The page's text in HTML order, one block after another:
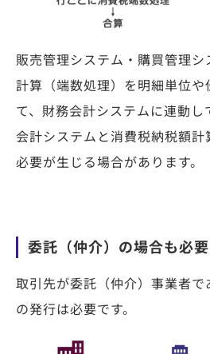
販売管理システム・購買管理
計算（端数処理）を 明細単位や
て、財務会計システムに連動し
会計システムと消費税納税額計
必要が生じる場合があります。
委託（仲介）の場合も必要
取引先が委託（仲介）事業者で
の発行は必要です。